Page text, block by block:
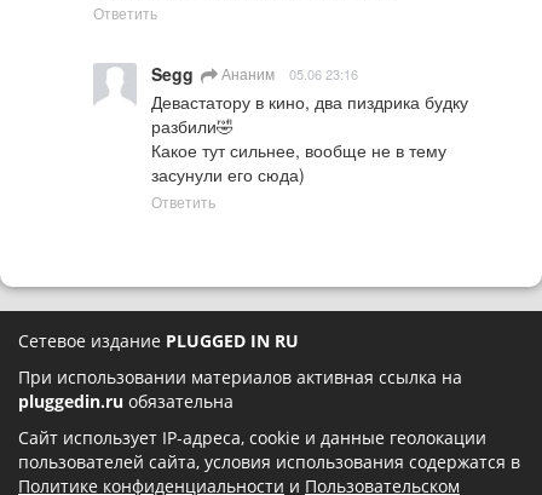
Ответить
Segg Ананим 05.06 23:16
Девастатору в кино, два пиздрика будку
разбили🤣
Какое тут сильнее, вообще не в тему
засунули его сюда)
Ответить
Сетевое издание PLUGGED IN RU
При использовании материалов активная ссылка на
pluggedin.ru обязательна
Сайт использует IP-адреса, cookie и данные геолокации
пользователей сайта, условия использования содержатся в
Политике конфиденциальности и Пользовательском